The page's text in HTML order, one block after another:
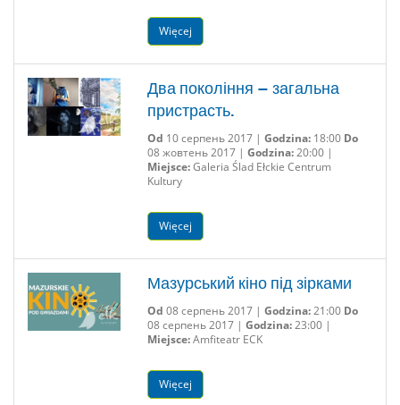
Więcej
Два покоління – загальна
пристрасть.
Od 10 серпень 2017 | Godzina:18:00 Do
08 жовтень 2017 | Godzina:20:00 |
Miejsce:Galeria Ślad Ełckie Centrum
Kultury
Więcej
Мазурський кіно під зірками
Od 08 серпень 2017 | Godzina:21:00 Do
08 серпень 2017 | Godzina:23:00 |
Miejsce:Amfiteatr ECK
Więcej